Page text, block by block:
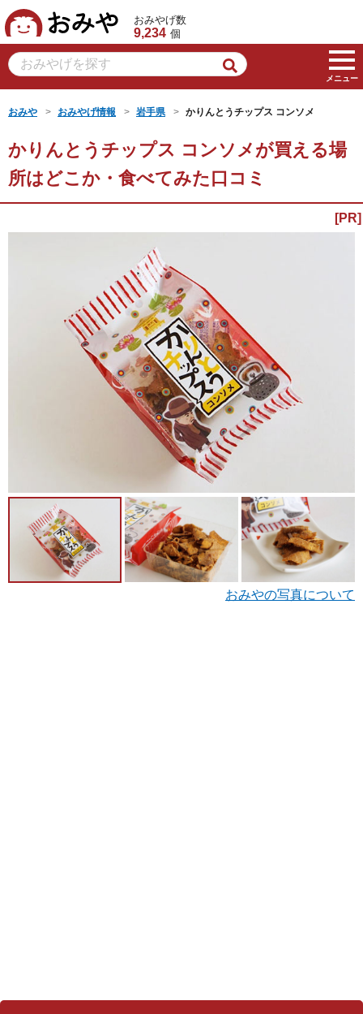
おみや
おみやげ数
9,234 個
メニュー
おみや おみやげ情報 岩手県 かりんとうチップス コンソメ
かりんとうチップス コンソメが買える場
所はどこか・食べてみた口コミ
おみやの写真について